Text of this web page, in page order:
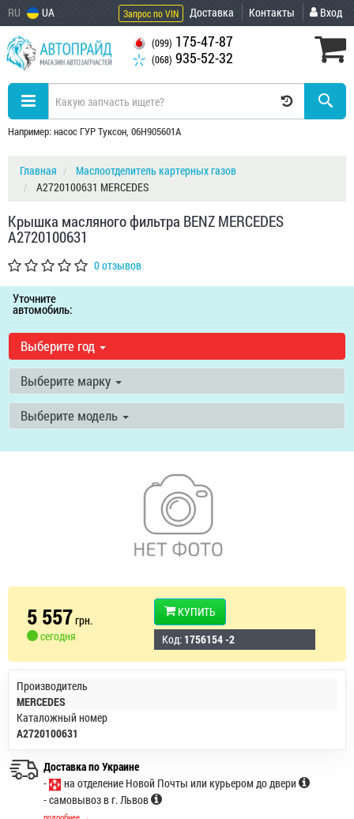
RU UA Запрос по VIN Доставка Контакты Вход
(099) 175-47-87
(068) 935-52-32
Например: насос ГУР Туксон, 06H905601A
Главная
Маслоотделитель картерных газов
A2720100631 MERCEDES
Крышка масляного фильтра BENZ MERCEDES
A2720100631
0 отзывов
Уточните
автомобиль:
Выберите год
Выберите марку
Выберите модель
5 557грн.
сегодня
КУПИТЬ
Код: 1756154 -2
Производитель
MERCEDES
Каталожный номер
A2720100631
Доставка по Украине
-
на отделение Новой Почты или курьером до двери
- самовывоз в г. Львов